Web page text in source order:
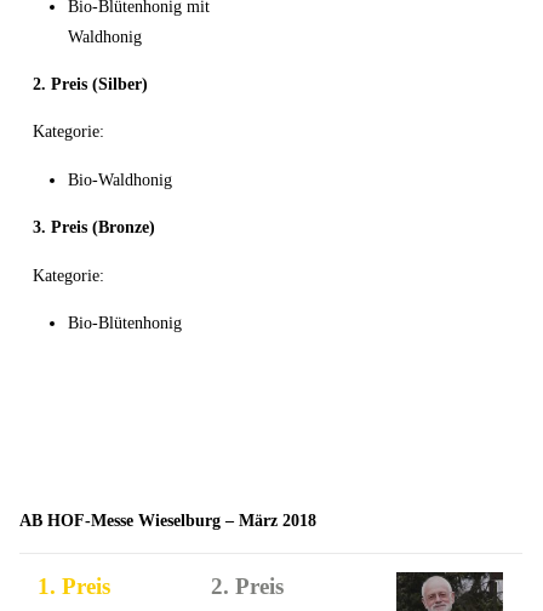
Bio-Blütenhonig mit
Waldhonig
2. Preis (Silber)
Kategorie:
Bio-Waldhonig
3. Preis (Bronze)
Kategorie:
Bio-Blütenhonig
AB HOF-Messe Wieselburg – März 2018
1. Preis
2. Preis